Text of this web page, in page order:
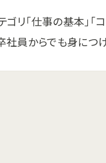
リ「仕事の基本」「
社員からでも身につ